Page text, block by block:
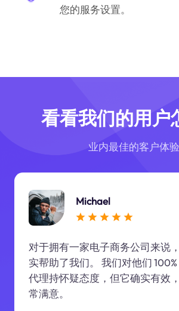
您的服务设置。
看看我们的用户
业内最佳的客户体验
Michael
对于拥有一家电子商务公司来说
实帮助了我们。 我们对他们
代理持怀疑态度，但它确实有效
常满意。